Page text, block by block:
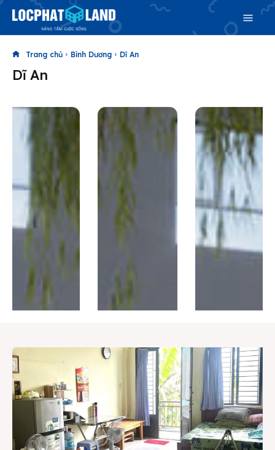
Search
Phiên bản cập nhật V3
& tìm kiếm nhanh chóng hơn
Trang chủ
Dự án
Mua bán
Cho thuê
Thị trường
Search
Trang chủ Bình Dương Dĩ An
Dĩ An